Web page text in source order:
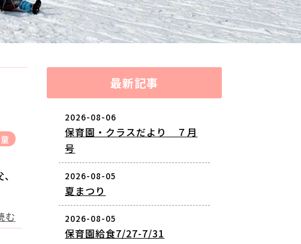
む
最新記事
2026-08-06
保育園・クラスだより ７月
号
2026-08-05
夏まつり
2026-08-05
保育園給食7/27-7/31